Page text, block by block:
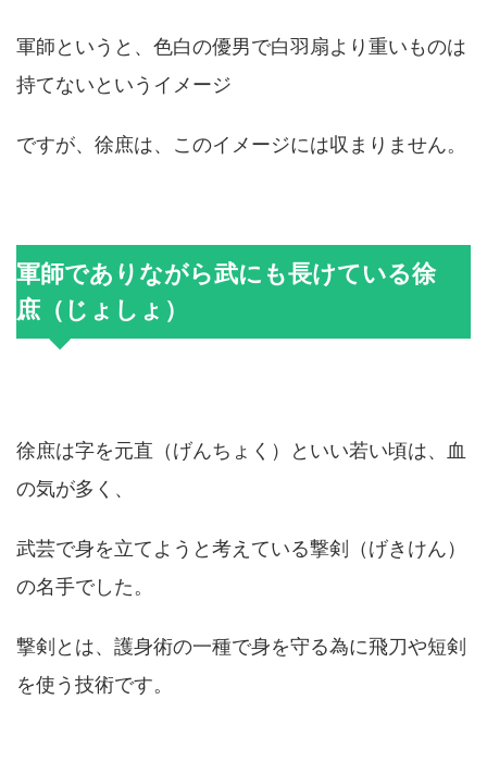
軍師というと、色白の優男で白羽扇より重いものは
持てないというイメージ
ですが、徐庶は、このイメージには収まりません。
軍師でありながら武にも長けている徐
庶（じょしょ）
徐庶は字を元直（げんちょく）といい若い頃は、血
の気が多く、
武芸で身を立てようと考えている撃剣（げきけん）
の名手でした。
撃剣とは、護身術の一種で身を守る為に飛刀や短剣
を使う技術です。